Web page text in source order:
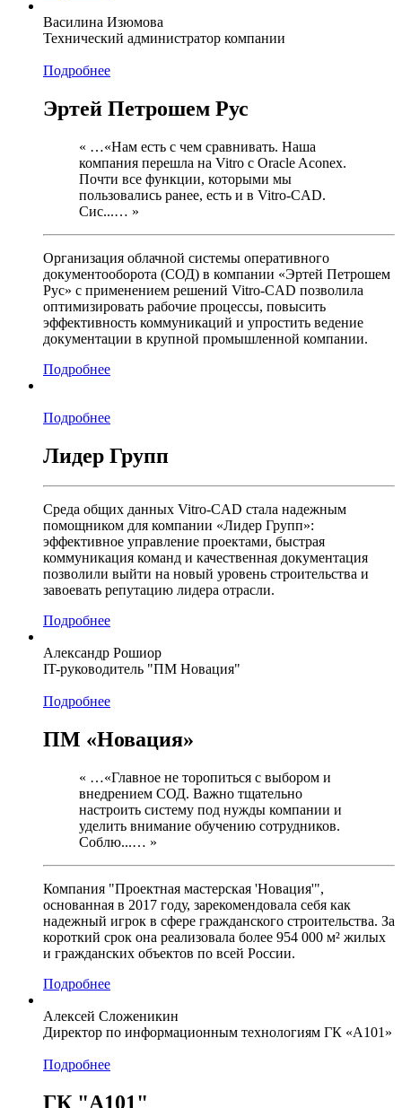
Василина Изюмова
Технический администратор компании
Подробнее
Эртей Петрошем Рус
« …«Нам есть с чем сравнивать. Наша
компания перешла на Vitro с Oracle Aconex.
Почти все функции, которыми мы
пользовались ранее, есть и в Vitro-CAD.
Сис...… »
Организация облачной системы оперативного
документооборота (СОД) в компании «Эртей Петрошем
Рус» с применением решений Vitro-CAD позволила
оптимизировать рабочие процессы, повысить
эффективность коммуникаций и упростить ведение
документации в крупной промышленной компании.
Подробнее
Подробнее
Лидер Групп
Среда общих данных Vitro-CAD стала надежным
помощником для компании «Лидер Групп»:
эффективное управление проектами, быстрая
коммуникация команд и качественная документация
позволили выйти на новый уровень строительства и
завоевать репутацию лидера отрасли.
Подробнее
Александр Рошиор
IT-руководитель "ПМ Новация"
Подробнее
ПМ «Новация»
« …«Главное не торопиться с выбором и
внедрением СОД. Важно тщательно
настроить систему под нужды компании и
уделить внимание обучению сотрудников.
Соблю...… »
Компания "Проектная мастерская 'Новация'",
основанная в 2017 году, зарекомендовала себя как
надежный игрок в сфере гражданского строительства. За
короткий срок она реализовала более 954 000 м² жилых
и гражданских объектов по всей России.
Подробнее
Алексей Сложеникин
Директор по информационным технологиям ГК «А101»
Подробнее
ГК "А101"